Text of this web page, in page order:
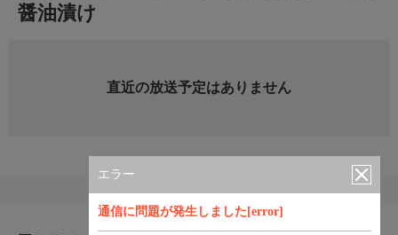
エラー
通信に問題が発生しました[error]
醤油漬け
直近の放送予定はありません